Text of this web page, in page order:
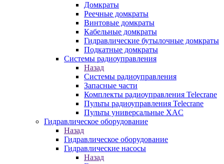
Домкраты
Реечные домкраты
Винтовые домкраты
Кабельные домкраты
Гидравлические бутылочные домкраты
Подкатные домкраты
Системы радиоуправления
Назад
Системы радиоуправления
Запасные части
Комплекты радиоуправления Telecrane
Пульты радиоуправления Telecrane
Пульты универсальные XAC
Гидравлическое оборудование
Назад
Гидравлическое оборудование
Гидравлические насосы
Назад